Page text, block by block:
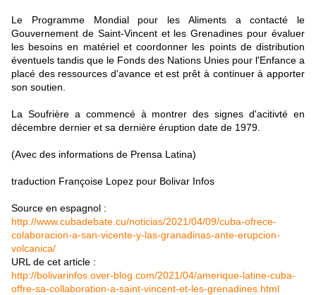
Le Programme Mondial pour les Aliments a contacté le
Gouvernement de Saint-Vincent et les Grenadines pour évaluer
les besoins en matériel et coordonner les points de distribution
éventuels tandis que le Fonds des Nations Unies pour l'Enfance a
placé des ressources d'avance et est prêt à continuer à apporter
son soutien.
La Soufrière a commencé à montrer des signes d'acitivté en
décembre dernier et sa dernière éruption date de 1979.
(Avec des informations de Prensa Latina)
traduction Françoise Lopez pour Bolivar Infos
Source en espagnol :
http://www.cubadebate.cu/noticias/2021/04/09/cuba-ofrece-
colaboracion-a-san-vicente-y-las-granadinas-ante-erupcion-
volcanica/
URL de cet article :
http://bolivarinfos.over-blog.com/2021/04/amerique-latine-cuba-
offre-sa-collaboration-a-saint-vincent-et-les-grenadines.html